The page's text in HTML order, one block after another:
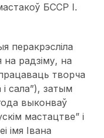
БССР І.
перакрэсліла
на радзіму, на
творча
сала”), затым
выконваў
мастацтве” і
імя Івана